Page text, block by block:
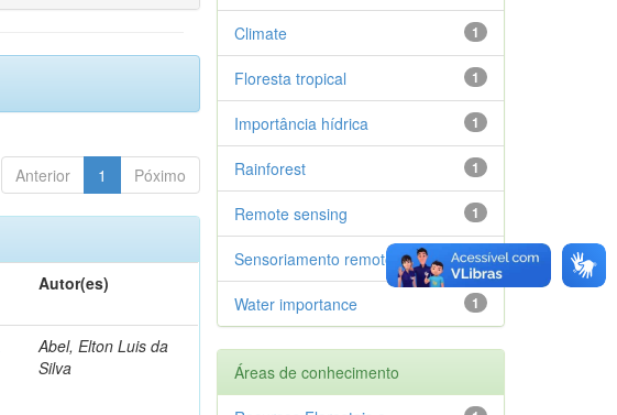
Anterior 1 Póximo
Autor(es)
Abel, Elton Luis da
Silva
1
Climate
1
Floresta tropical
1
Importância hídrica
1
Rainforest
1
Remote sensing
1
Sensoriamento remoto
1
Water importance
Áreas de conhecimento